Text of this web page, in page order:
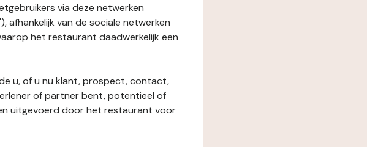
via deze netwerken
afhankelijk van de sociale netwerken
het restaurant daadwerkelijk een
u, of u nu klant, prospect, contact,
of partner bent, potentieel of
uitgevoerd door het restaurant voor